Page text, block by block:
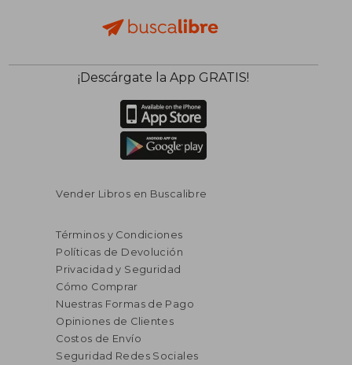
¡Descárgate la App GRATIS!
Vender Libros en Buscalibre
Términos y Condiciones
Políticas de Devolución
Privacidad y Seguridad
Cómo Comprar
Nuestras Formas de Pago
Opiniones de Clientes
Costos de Envío
Seguridad Redes Sociales